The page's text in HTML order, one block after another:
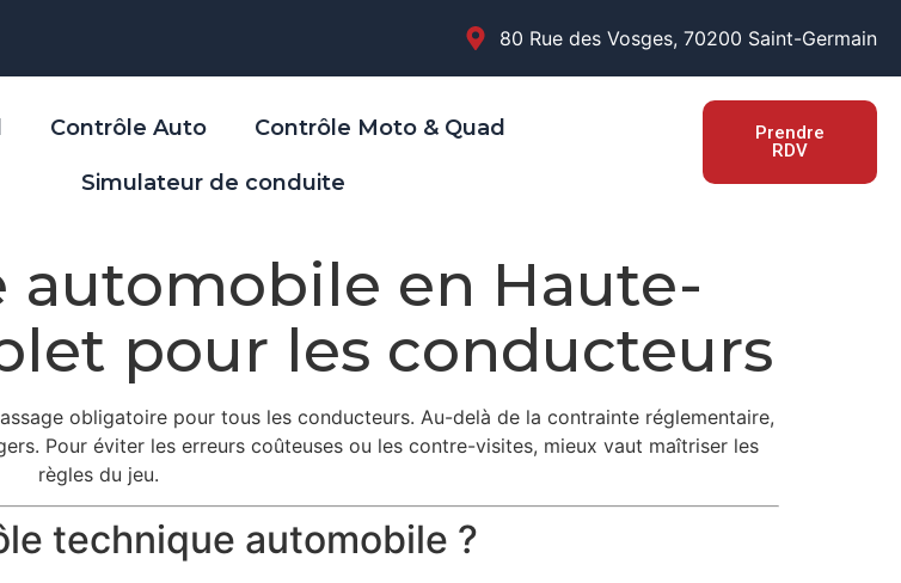
80 Rue des Vosges, 70200 Saint-Germain
Contrôle Auto Contrôle Moto & Quad
Simulateur de conduite
Prendre
RDV
en Haute-
pour les conducteurs
obligatoire pour tous les conducteurs. Au-delà de la contrainte réglementaire,
Pour éviter les erreurs coûteuses ou les contre-visites, mieux vaut maîtriser les
règles du jeu.
technique automobile ?